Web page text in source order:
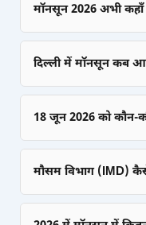
मॉनसून 2026 अभी
दिल्ली में मॉनसून कब
18 जून 2026 को कौन-
मौसम विभाग (IMD)